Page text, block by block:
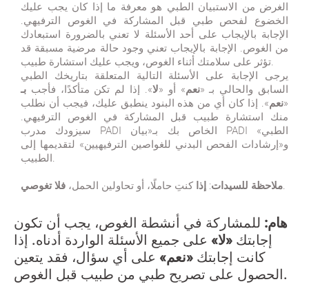
الغرض من الاستبيان الطبي هو معرفة ما إذا كان يجب عليك
الخضوع لفحص طبي قبل المشاركة في الغوص الترفيهي.
الإجابة بالإيجاب على أحد الأسئلة لا تعني بالضرورة استبعادك
من الغوص. الإجابة بالإيجاب تعني وجود حالة مرضية مسبقة قد
تؤثر على سلامتك أثناء الغوص، ويجب عليك استشارة طبيب.
يرجى الإجابة على الأسئلة التالية المتعلقة بتاريخك الطبي
السابق والحالي بـ «نعم» أو «لا». إذا لم تكن متأكدًا، فأجب بـ
«نعم». إذا كان أي من هذه البنود ينطبق عليك، فيجب أن نطلب
منك استشارة طبيب قبل المشاركة في الغوص الترفيهي.
سيزودك مدرب PADI الخاص بك بـ«بيان PADI الطبي»
و«إرشادات الفحص البدني للغواصين الترفيهيين» لتقديمها إلى
الطبيب.
ملاحظة للسيدات: إذا كنتِ حاملًا، أو تحاولين الحمل، فلا تغوصي.
هام: للمشاركة في أنشطة الغوص، يجب أن تكون
إجابتك «لا» على جميع الأسئلة الواردة أدناه. إذا
كانت إجابتك «نعم» على أي سؤال، فقد يتعين
الحصول على تصريح طبي من طبيب قبل الغوص.